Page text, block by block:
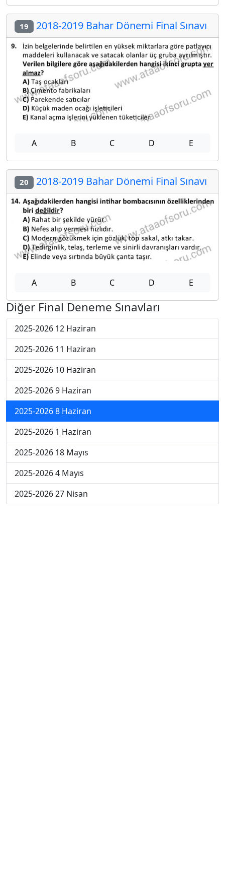
19 2018-2019 Bahar Dönemi Final Sınavı
A B C D E
20 2018-2019 Bahar Dönemi Final Sınavı
A B C D E
Diğer Final Deneme Sınavları
2025-2026 12 Haziran
2025-2026 11 Haziran
2025-2026 10 Haziran
2025-2026 9 Haziran
2025-2026 8 Haziran
2025-2026 1 Haziran
2025-2026 18 Mayıs
2025-2026 4 Mayıs
2025-2026 27 Nisan